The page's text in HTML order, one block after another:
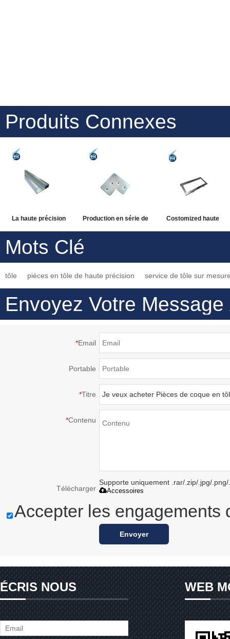
Produits Connexes
La haute précision
du client a employé
couramment tournant
des pièces de usinage
Production en série de
l'usinage de pièces en
tôle
Costomized haute
mécanique vente
chaude de haute
pièces
Mots Clé
tôle pièces en tôle de haute précision service de tôle sur
Envoyez Votre Message
*Email
Portable
*Titre
*Contenu
Télécharger
Supporte uniquement .rar/.zip/.jpg/
Accessoires
Accepter les engagements
Envoyer
ÉCRIS NOUS WEB